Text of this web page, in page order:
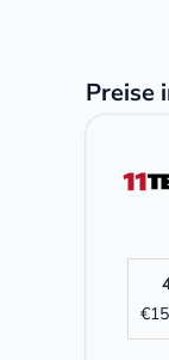
Preise
€